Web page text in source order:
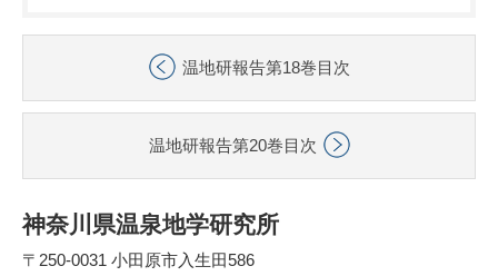
温地研報告第18巻目次
温地研報告第20巻目次
神奈川県温泉地学研究所
〒250-0031 小田原市入生田586